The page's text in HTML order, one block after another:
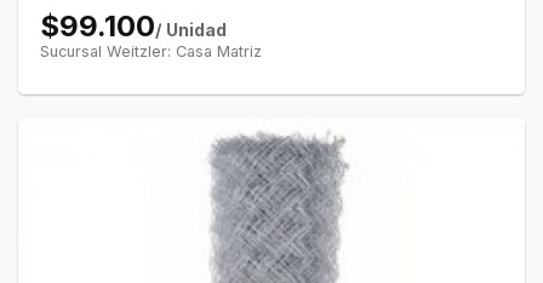
$99.100/ Unidad
Sucursal Weitzler: Casa Matriz